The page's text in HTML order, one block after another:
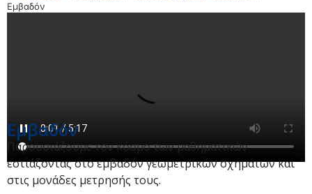
Εμβαδόν
Εμβαδόν
Παρουσιάζουμε τον κόσμο των μαθηματικών
εστιάζοντας στο εμβαδόν γεωμετρικών σχημάτων και
στις μονάδες μετρησής τους.